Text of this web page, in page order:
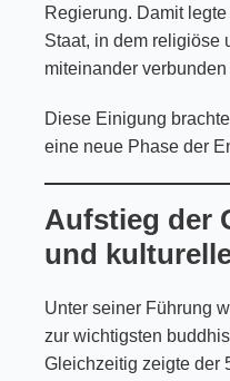
Regierung. Damit
Staat, in dem religiöse
miteinander verbunden
Diese Einigung
eine neue Phase der
Aufstieg der
und
Unter seiner Führung
zur wichtigsten
Gleichzeitig zeigte der